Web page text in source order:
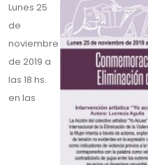
Lunes 25
de
noviembre
de 2019 a
las 18 hs.
en las